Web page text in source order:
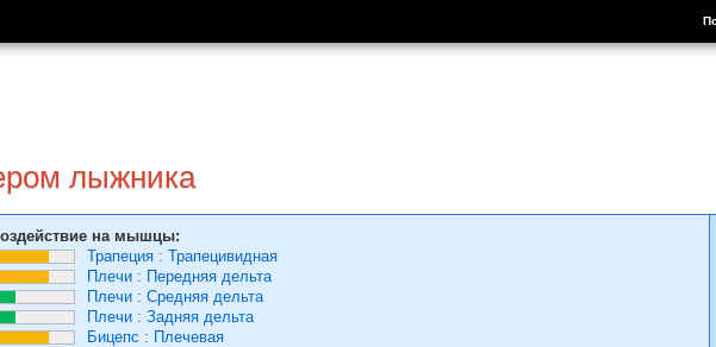
лыжника
на мышцы:
Трапеция : Трапецивидная
Плечи : Передняя дельта
Плечи : Средняя дельта
Плечи : Задняя дельта
Бицепс : Плечевая